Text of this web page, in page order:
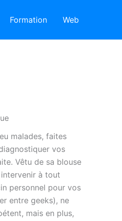
Formation Web
malades, faites
vos
Vêtu de sa blouse
à tout
personnel pour vos
entre geeks), ne
mais en plus,